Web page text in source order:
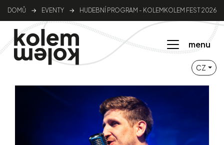
DOMŮ → EVENTY → HUDEBNÍ PROGRAM - KOLEMKOLEM FEST 2026
menu
CZ